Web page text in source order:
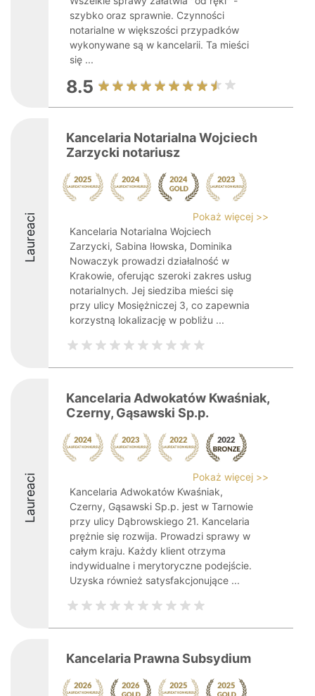
szybko oraz sprawnie. Czynności
notarialne w większości przypadków
wykonywane są w kancelarii. Ta mieści
się ...
8.5
Laureaci
Kancelaria Notarialna Wojciech
Zarzycki notariusz
Pokaż więcej >>
Kancelaria Notarialna Wojciech
Zarzycki, Sabina Iłowska, Dominika
Nowaczyk prowadzi działalność w
Krakowie, oferując szeroki zakres usług
notarialnych. Jej siedziba mieści się
przy ulicy Mosiężniczej 3, co zapewnia
korzystną lokalizację w pobliżu ...
Laureaci
Kancelaria Adwokatów Kwaśniak,
Czerny, Gąsawski Sp.p.
Pokaż więcej >>
Kancelaria Adwokatów Kwaśniak,
Czerny, Gąsawski Sp.p. jest w Tarnowie
przy ulicy Dąbrowskiego 21. Kancelaria
prężnie się rozwija. Prowadzi sprawy w
całym kraju. Każdy klient otrzyma
indywidualne i merytoryczne podejście.
Uzyska również satysfakcjonujące ...
Kancelaria Prawna Subsydium